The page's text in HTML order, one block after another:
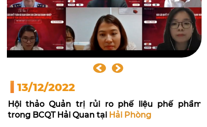
13/12/2022
Hội thảo Quản trị rủi ro phế liệu phế phẩm
trong BCQT Hải Quan tại Hải Phòng